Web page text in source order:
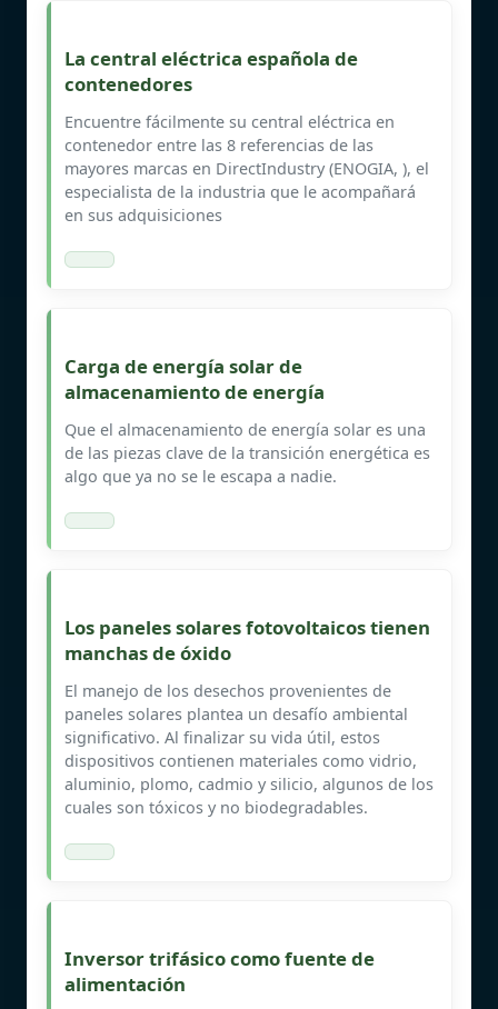
La central eléctrica española de
contenedores
Encuentre fácilmente su central eléctrica en
contenedor entre las 8 referencias de las
mayores marcas en DirectIndustry (ENOGIA, ), el
especialista de la industria que le acompañará
en sus adquisiciones
Carga de energía solar de
almacenamiento de energía
Que el almacenamiento de energía solar es una
de las piezas clave de la transición energética es
algo que ya no se le escapa a nadie.
Los paneles solares fotovoltaicos tienen
manchas de óxido
El manejo de los desechos provenientes de
paneles solares plantea un desafío ambiental
significativo. Al finalizar su vida útil, estos
dispositivos contienen materiales como vidrio,
aluminio, plomo, cadmio y silicio, algunos de los
cuales son tóxicos y no biodegradables.
Inversor trifásico como fuente de
alimentación